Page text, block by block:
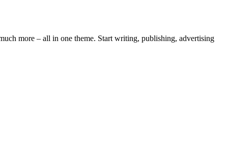
more – all in one theme. Start writing, publishing, advertising